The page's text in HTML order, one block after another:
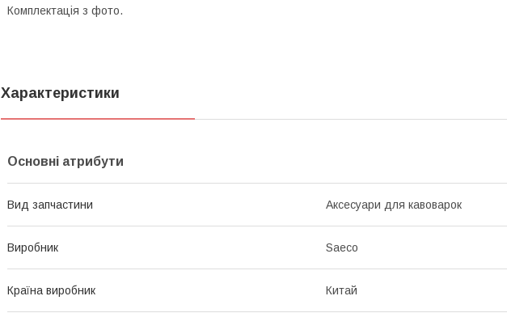
Комплектація з фото.
Характеристики
Основні атрибути
Вид запчастини Аксесуари для кавоварок
Виробник Saeco
Країна виробник Китай